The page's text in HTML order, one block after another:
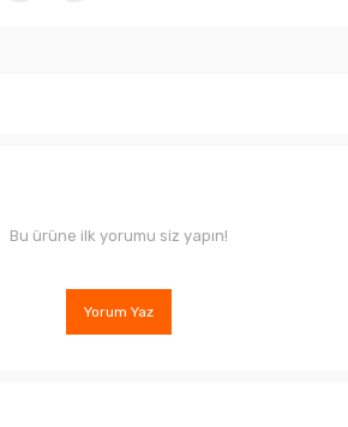
Bu ürüne ilk yorumu siz yapın!
Yorum Yaz